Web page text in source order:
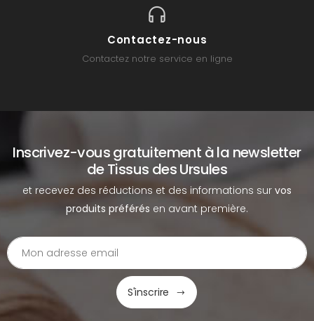
Contactez-nous
Contactez notre service en ligne
Inscrivez-vous gratuitement à la newsletter
de Tissus des Ursules
et recevez des réductions et des informations sur vos
produits préférés en avant première.
S'inscrire